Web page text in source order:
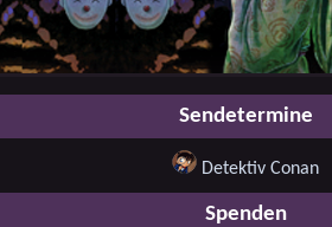
Sendetermine
Detektiv Conan
Spenden